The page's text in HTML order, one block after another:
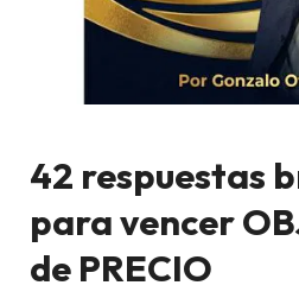
42 respuestas
para vencer
de PRECIO